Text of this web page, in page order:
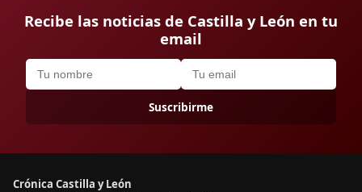
Recibe las noticias de Castilla y León en tu
email
Suscribirme
Crónica Castilla y León